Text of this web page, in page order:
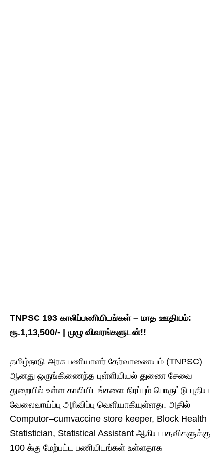
TNPSC 193 காலிப்பணியிடங்கள் – மாத ஊதியம்:
ரூ.1,13,500/- | முழு விவரங்களுடன்!!
தமிழ்நாடு அரசு பணியாளர் தேர்வாணையம் (TNPSC)
ஆனது ஒருங்கிணைந்த புள்ளியியல் துணை சேவை
துறையில் உள்ள காலியிடங்களை நிரப்பும் பொருட்டு புதிய
வேலைவாய்ப்பு அறிவிப்பு வெளியாகியுள்ளது. அதில்
Computor–cumvaccine store keeper, Block Health
Statistician, Statistical Assistant ஆகிய பதவிகளுக்கு
100 க்கு மேற்பட்ட பணியிடங்கள் உள்ளதாக